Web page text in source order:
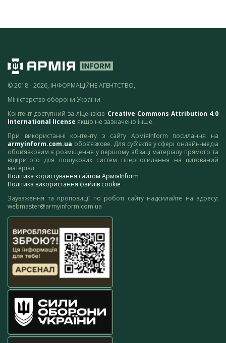
© 2018 - 2026, ІНФОРМАЦІЙНЕ АГЕНТСТВО,
Міністерство оборони України
Контент доступний за ліцензією Creative Commons Attribution 4.0
International license якщо не зазначено інше.
При використанні контенту з сайту АрміяInform посилання на
armyinform.com.ua обов’язкове. Для суб’єктів у сфері онлайн-медіа
обов’язковим є розміщення у першому абзаці матеріалу прямого та
відкритого для пошукових систем гіперпосилання на цитований
матеріал.
Політика користування сайтом АрміяInform
Політика використання файлів cookie
Зауваження та пропозиції по роботі сайту надсилайте на адресу:
webmaster@armyinform.com.ua